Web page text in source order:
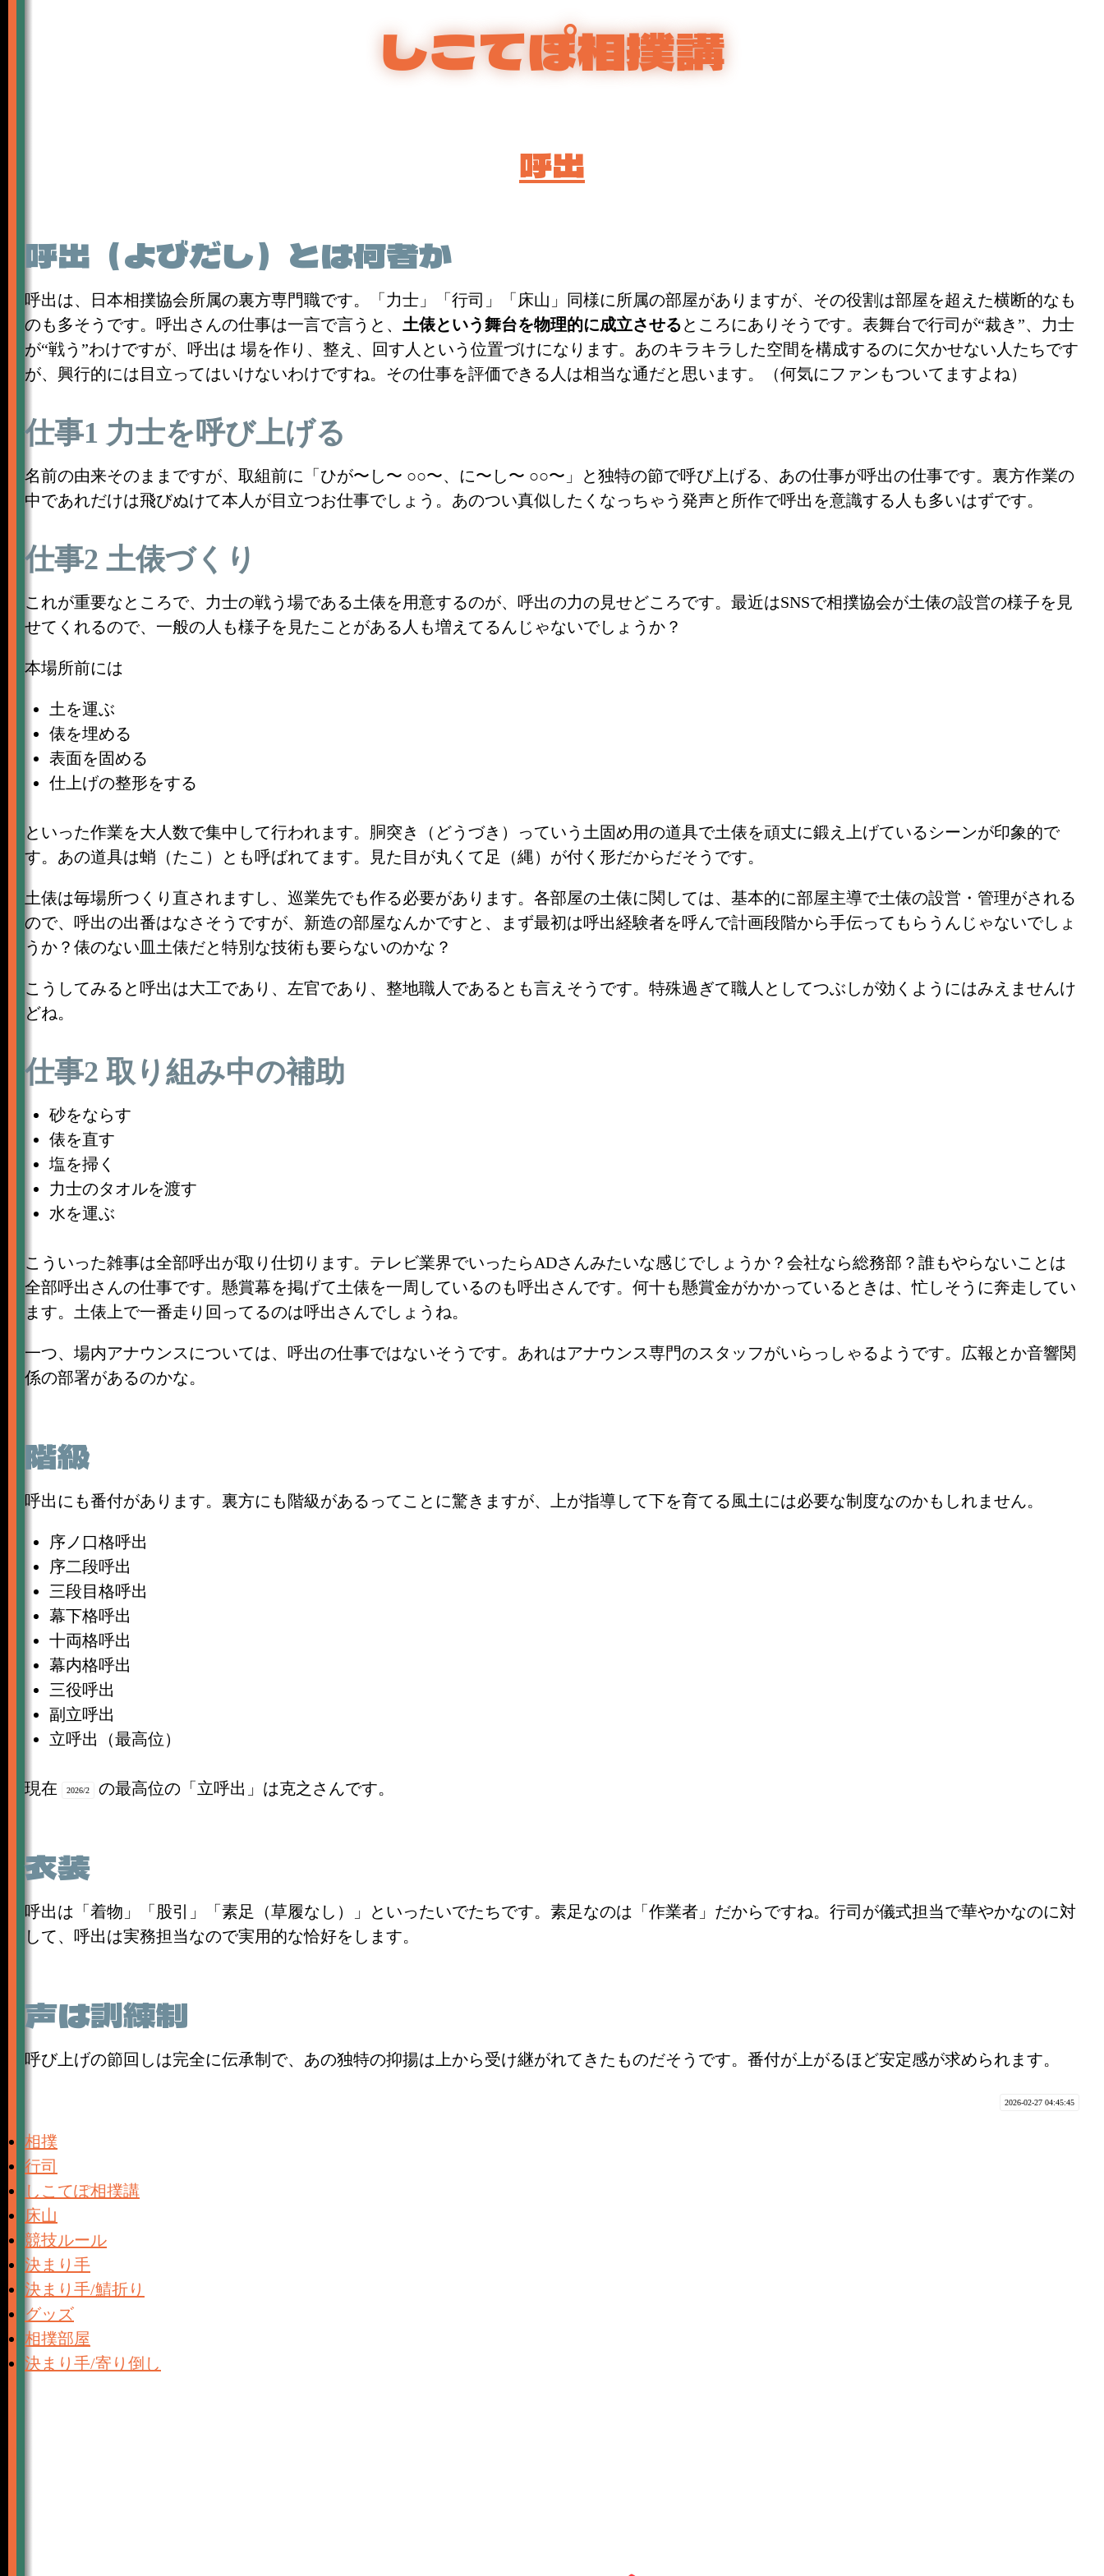
しこてぽ相撲講
呼出
呼出（よびだし）とは何者か
呼出は、日本相撲協会所属の裏方専門職です。「力士」「行司」「床山」同様に所属の部屋がありますが、その役割は部屋を超えた横断的なも
のも多そうです。呼出さんの仕事は一言で言うと、 土俵という舞台を物理的に成立させるところにありそうです。表舞台で行司が“裁き”、力士
が“戦う”わけですが、呼出は 場を作り、整え、回す人という位置づけになります。あのキラキラした空間を構成するのに欠かせない人たちです
が、興行的には目立ってはいけないわけですね。その仕事を評価できる人は相当な通だと思います。（何気にファンもついてますよね）
仕事1 力士を呼び上げる
名前の由来そのままですが、取組前に「ひが〜し〜 ○○〜、に〜し〜 ○○〜」と独特の節で呼び上げる、あの仕事が呼出の仕事です。裏方作業の
中であれだけは飛びぬけて本人が目立つお仕事でしょう。あのつい真似したくなっちゃう発声と所作で呼出を意識する人も多いはずです。
仕事2 土俵づくり
これが重要なところで、力士の戦う場である土俵を用意するのが、呼出の力の見せどころです。最近はSNSで相撲協会が土俵の設営の様子を見
せてくれるので、一般の人も様子を見たことがある人も増えてるんじゃないでしょうか？
本場所前には
土を運ぶ
俵を埋める
表面を固める
仕上げの整形をする
といった作業を大人数で集中して行われます。胴突き（どうづき）っていう土固め用の道具で土俵を頑丈に鍛え上げているシーンが印象的で
す。あの道具は蛸（たこ）とも呼ばれてます。見た目が丸くて足（縄）が付く形だからだそうです。
土俵は毎場所つくり直されますし、巡業先でも作る必要があります。各部屋の土俵に関しては、基本的に部屋主導で土俵の設営・管理がされる
ので、呼出の出番はなさそうですが、新造の部屋なんかですと、まず最初は呼出経験者を呼んで計画段階から手伝ってもらうんじゃないでしょ
うか？俵のない皿土俵だと特別な技術も要らないのかな？
こうしてみると呼出は大工であり、左官であり、整地職人であるとも言えそうです。特殊過ぎて職人としてつぶしが効くようにはみえませんけ
どね。
仕事2 取り組み中の補助
砂をならす
俵を直す
塩を掃く
力士のタオルを渡す
水を運ぶ
こういった雑事は全部呼出が取り仕切ります。テレビ業界でいったらADさんみたいな感じでしょうか？会社なら総務部？誰もやらないことは
全部呼出さんの仕事です。懸賞幕を掲げて土俵を一周しているのも呼出さんです。何十も懸賞金がかかっているときは、忙しそうに奔走してい
ます。土俵上で一番走り回ってるのは呼出さんでしょうね。
一つ、場内アナウンスについては、呼出の仕事ではないそうです。あれはアナウンス専門のスタッフがいらっしゃるようです。広報とか音響関
係の部署があるのかな。
階級
呼出にも番付があります。裏方にも階級があるってことに驚きますが、上が指導して下を育てる風土には必要な制度なのかもしれません。
序ノ口格呼出
序二段呼出
三段目格呼出
幕下格呼出
十両格呼出
幕内格呼出
三役呼出
副立呼出
立呼出（最高位）
現在 2026/2 の最高位の「立呼出」は克之さんです。
衣装
呼出は「着物」「股引」「素足（草履なし）」といったいでたちです。素足なのは「作業者」だからですね。行司が儀式担当で華やかなのに対
して、呼出は実務担当なので実用的な恰好をします。
声は訓練制
呼び上げの節回しは完全に伝承制で、あの独特の抑揚は上から受け継がれてきたものだそうです。番付が上がるほど安定感が求められます。
2026-02-27 04:45:45
相撲
行司
しこてぽ相撲講
床山
競技ルール
決まり手
決まり手/鯖折り
グッズ
相撲部屋
決まり手/寄り倒し